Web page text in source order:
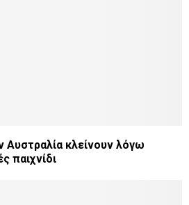
Αυστραλία κλείνουν λόγω
παιχνίδι